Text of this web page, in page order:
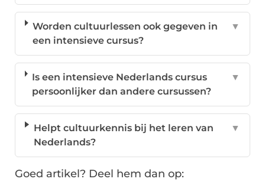
Worden cultuurlessen ook gegeven in
een intensieve cursus?
▼
Is een intensieve Nederlands cursus
persoonlijker dan andere cursussen?
▼
Helpt cultuurkennis bij het leren van
Nederlands?
▼
Goed artikel? Deel hem dan op: